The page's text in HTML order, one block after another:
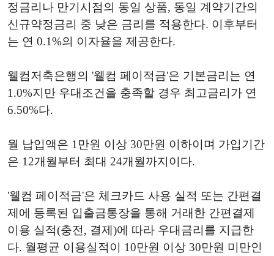
정금리나 만기시점의 동일 상품, 동일 계약기간의
신규약정금리 중 낮은 금리를 적용한다. 이후부터
는 연 0.1%의 이자율을 제공한다.
웰컴저축은행의 '웰컴 페이적금'은 기본금리는 연
1.0%지만 우대조건을 충족할 경우 최고금리가 연
6.50%다.
월 납입액은 1만원 이상 30만원 이하이며 가입기간
은 12개월부터 최대 24개월까지이다.
'웰컴 페이적금'은 체크카드 사용 실적 또는 간편결
제에 등록된 입출금통장을 통해 거래한 간편결제
이용 실적(충전, 결제)에 따라 우대금리를 지급한
다. 월평균 이용실적이 10만원 이상 30만원 미만인